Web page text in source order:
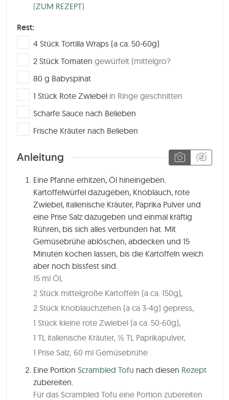
(ZUM REZEPT)
Rest:
▢
4 Stück Tortilla Wraps (a ca. 50-60g)
▢
2 Stück Tomaten gewürfelt (mittelgro?
▢
80 g Babyspinat
▢1 Stück Rote Zwiebel in Ringe geschnitten
▢
Scharfe Sauce nach Belieben
▢
Frische Kräuter nach Belieben
Anleitung
Eine Pfanne erhitzen, Öl hineingeben.
Kartoffelwürfel dazugeben, Knoblauch, rote
Zwiebel, italienische Kräuter, Paprika Pulver und
eine Prise Salz dazugeben und einmal kräftig
Rühren, bis sich alles verbunden hat. Mit
Gemüsebrühe ablöschen, abdecken und 15
Minuten kochen lassen, bis die Kartoffeln weich
aber noch bissfest sind.
15 ml Öl,
2 Stück mittelgroße Kartoffeln (a ca. 150g),
2 Stück Knoblauchzehen (a ca 3-4g) gepress,
1 Stück kleine rote Zwiebel (a ca. 50-60g),
1 TL italienische Kräuter, ½ TL Paprikapulver,
1 Prise Salz, 60 ml Gemüsebrühe
Eine Portion Scrambled Tofu nach diesen Rezept
zubereiten.
Für das Scrambled Tofu eine Portion zubereiten